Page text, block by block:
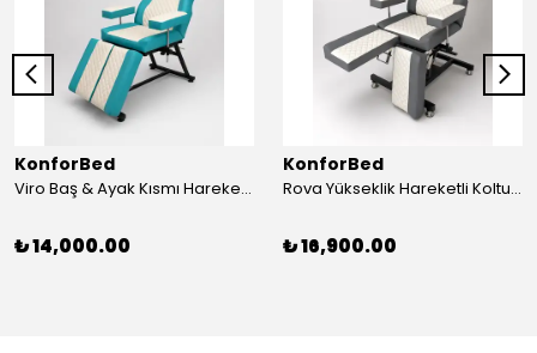
KonforBed
Viro Baş & Ayak Kısmı Hareketli Koltuk Çift Bacaklı
₺ 14,000.00
KonforBed
Rova Yükseklik Hareketli Koltuk (Hidrolik) Beyaz-Gri
₺ 16,900.00